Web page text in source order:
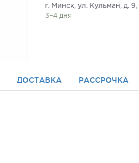
г. Минск, ул. Кульман, д. 9,
3–4 дня
ДОСТАВКА РАССРОЧКА